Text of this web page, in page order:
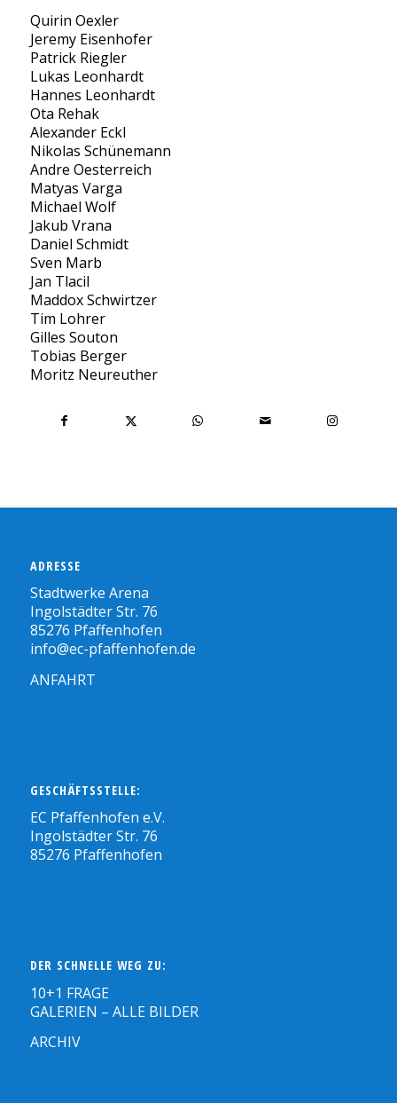
Quirin Oexler
Jeremy Eisenhofer
Patrick Riegler
Lukas Leonhardt
Hannes Leonhardt
Ota Rehak
Alexander Eckl
Nikolas Schünemann
Andre Oesterreich
Matyas Varga
Michael Wolf
Jakub Vrana
Daniel Schmidt
Sven Marb
Jan Tlacil
Maddox Schwirtzer
Tim Lohrer
Gilles Souton
Tobias Berger
Moritz Neureuther
ADRESSE
Stadtwerke Arena
Ingolstädter Str. 76
85276 Pfaffenhofen
info@ec-pfaffenhofen.de
ANFAHRT
GESCHÄFTSSTELLE:
EC Pfaffenhofen e.V.
Ingolstädter Str. 76
85276 Pfaffenhofen
DER SCHNELLE WEG ZU:
10+1 FRAGE
GALERIEN – ALLE BILDER
ARCHIV